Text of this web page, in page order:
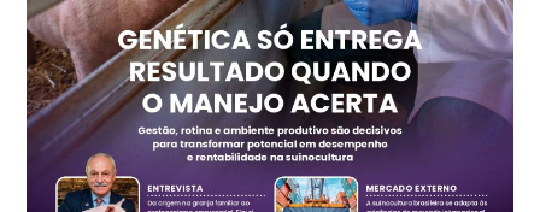
RS
R$ 1.325,22
t
Ovo Vermelho - Regional
Vermelho
R$ 168,86
cx